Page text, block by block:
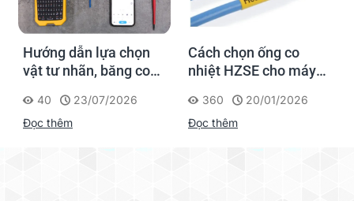
Hướng dẫn lựa chọn
vật tư nhãn, băng co
Supvan G15M Pro
40
23/07/2026
Đọc thêm
Cách chọn ống co
nhiệt HZSE cho máy in
360
20/01/2026
Đọc thêm